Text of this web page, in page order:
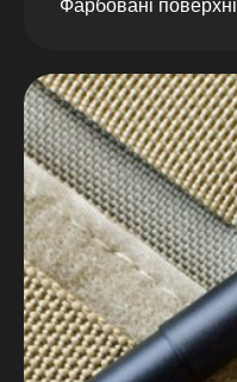
Фарбовані поверхні